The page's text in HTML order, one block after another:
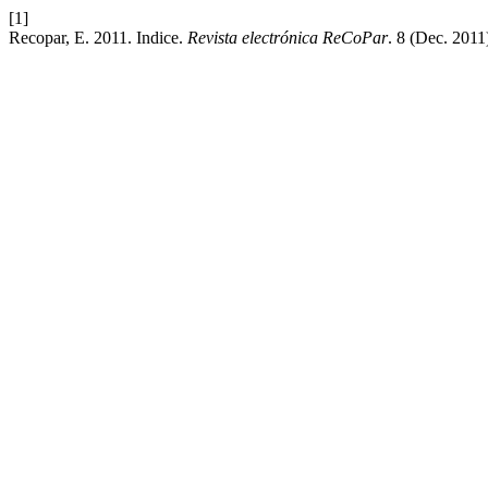
[1]
Recopar, E. 2011. Indice. Revista electrónica ReCoPar. 8 (Dec.